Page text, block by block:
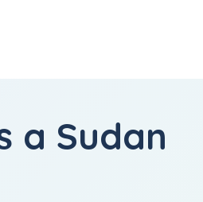
a Sudan